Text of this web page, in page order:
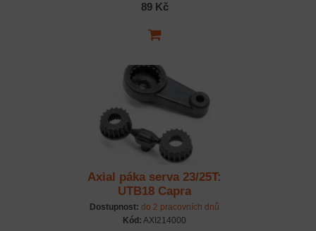
89 Kč
Axial páka serva 23/25T:
UTB18 Capra
Dostupnost: do 2 pracovních dnů
Kód: AXI214000